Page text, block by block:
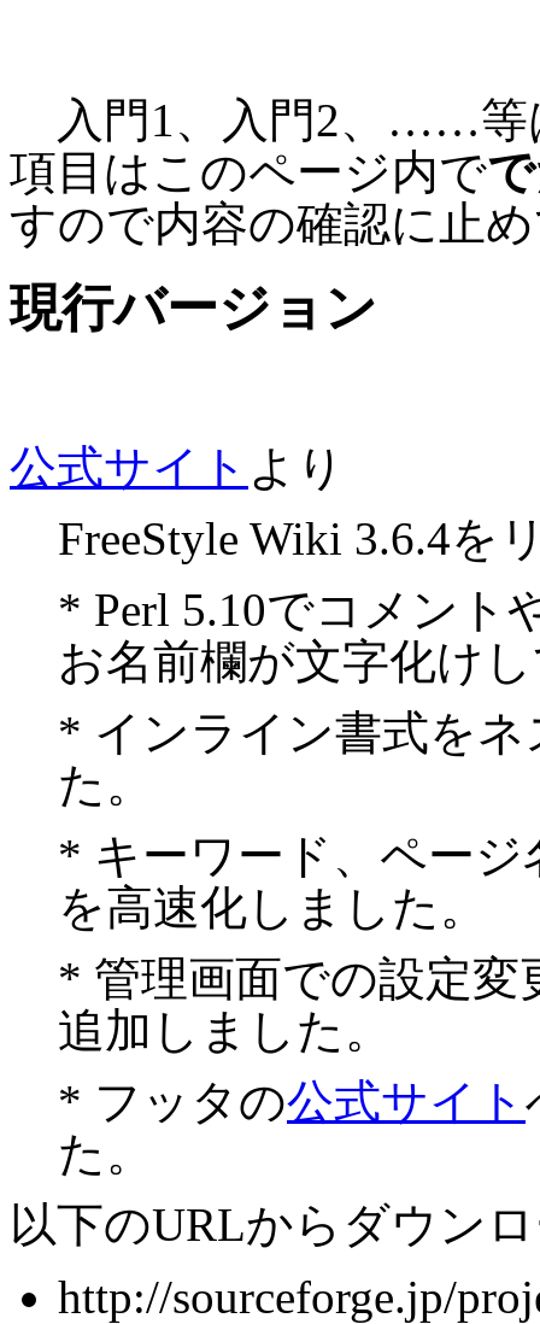
入門1、入門2、……等
項目はこのページ内で
すので内容の確認に止
現行バージョン
公式サイト より
FreeStyle Wiki 3.6.4を
* Perl 5.10でコメント
お名前欄が文字化け
* インライン書式を
た。
* キーワード、ペー
を高速化しました。
* 管理画面での設定
追加しました。
* フッタの公式サイト
た。
以下のURLからダウン
http://sourceforge.jp/